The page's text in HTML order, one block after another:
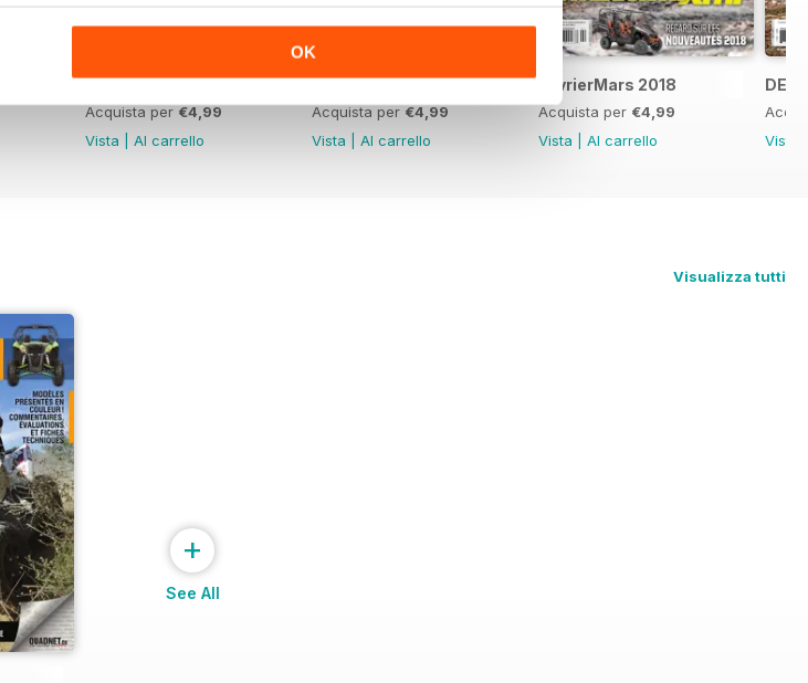
OK
juin / juillet 2018
Acquista per €4,99
Vista
Al carrello
Avril/Mai 2018
Acquista per €4,99
Vista
Al carrello
FevrierMars 2018
Acquista per €4,99
Vista
Al carrello
Vista
Visualizza tutti
+
See All